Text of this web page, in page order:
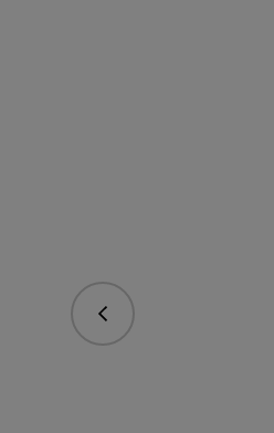
Předchozí